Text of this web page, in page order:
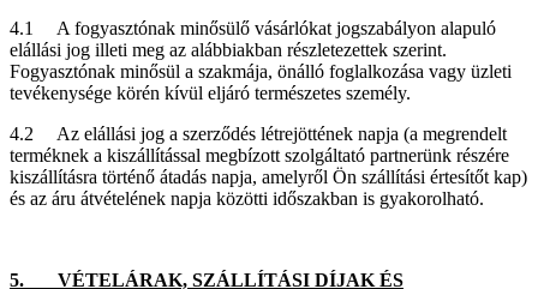
4.1 A fogyasztónak minősülő vásárlókat jogszabályon alapuló
elállási jog illeti meg az alábbiakban részletezettek szerint.
Fogyasztónak minősül a szakmája, önálló foglalkozása vagy üzleti
tevékenysége körén kívül eljáró természetes személy.
4.2 Az elállási jog a szerződés létrejöttének napja (a megrendelt
terméknek a kiszállítással megbízott szolgáltató partnerünk részére
kiszállításra történő átadás napja, amelyről Ön szállítási értesítőt kap)
és az áru átvételének napja közötti időszakban is gyakorolható.
5. VÉTELÁRAK, SZÁLLÍTÁSI DÍJAK ÉS